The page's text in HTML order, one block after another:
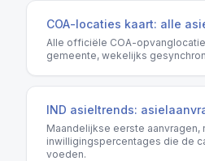
COA-locaties kaart: alle
Alle officiële COA-
gemeente, wekelijks
IND asieltrends:
Maandelijkse eerste aanvragen,
inwilligingspercentages die de
voeden.